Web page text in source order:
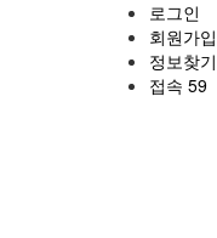
로그인
회원가입
정보찾기
접속 59